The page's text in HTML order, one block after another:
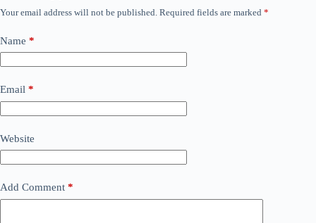
Your email address will not be published. Required fields are marked *
Name *
Email *
Website
Add Comment *